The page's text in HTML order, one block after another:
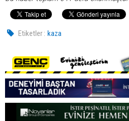
Etiketler : kaza